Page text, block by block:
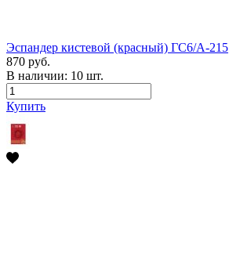
Эспандер кистевой (красный) ГС6/А-215
870 руб.
В наличии: 10 шт.
Купить